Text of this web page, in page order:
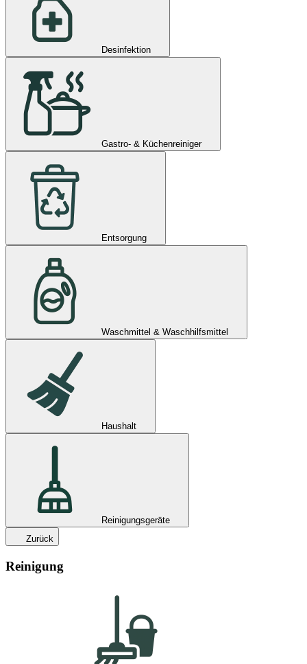
Desinfektion
Gastro- & Küchenreiniger
Entsorgung
Waschmittel & Waschhilfsmittel
Haushalt
Reinigungsgeräte
Zurück
Reinigung